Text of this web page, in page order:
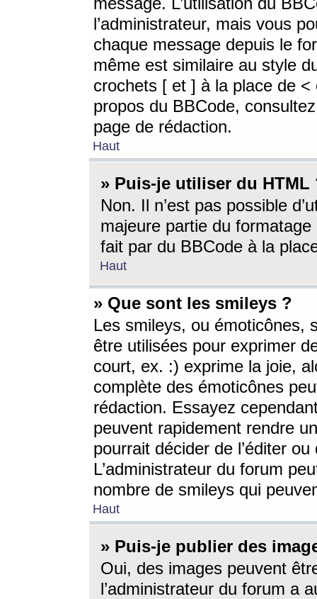
l’administrateur, mais vous
chaque message depuis le
même est similaire au style
crochets [ et ] à la place de <
propos du BBCode,
page de rédaction.
Haut
» Puis-je utiliser du HTML
Non. Il n’est pas possible
majeure partie du
fait par du BBCode à la
Haut
» Que sont les smileys ?
Les smileys, ou émoticônes,
être utilisées pour exprimer
court, ex. :) exprime la joie,
complète des émoticônes
rédaction. Essayez
peuvent rapidement rendre
pourrait décider de l’éditer
L’administrateur du forum
nombre de smileys qui
Haut
» Puis-je publier des
Oui, des images peuvent
l’administrateur du forum a